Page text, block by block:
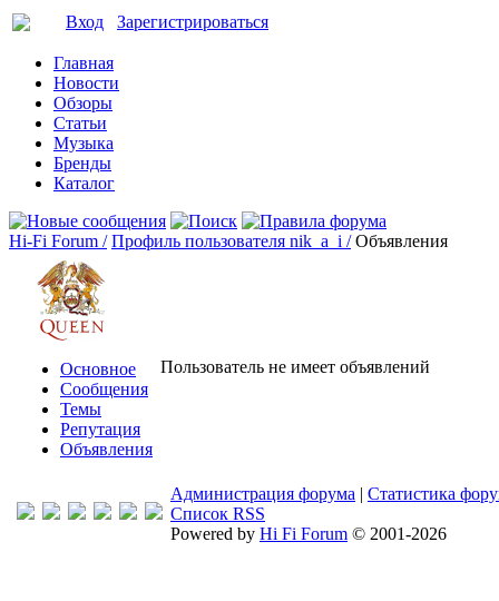
Вход Зарегистрироваться
Главная
Новости
Обзоры
Статьи
Музыка
Бренды
Каталог
Hi-Fi Forum / Профиль пользователя nik_a_i / Объявления
Основное
Сообщения
Темы
Репутация
Объявления
Пользователь не имеет объявлений
Администрация форума | Статистика
Список RSS
Powered by Hi Fi Forum © 2001-2026